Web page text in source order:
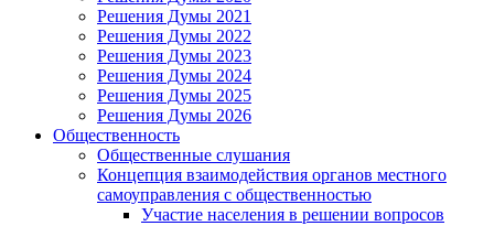
Решения Думы 2021
Решения Думы 2022
Решения Думы 2023
Решения Думы 2024
Решения Думы 2025
Решения Думы 2026
Общественность
Общественные слушания
Концепция взаимодействия органов местного
самоуправления с общественностью
Участие населения в решении вопросов